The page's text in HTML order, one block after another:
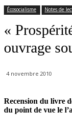
Écosocialisme Notes de
«
ouvrage
4 novembre 2010
Recension du livre
du point de vue le